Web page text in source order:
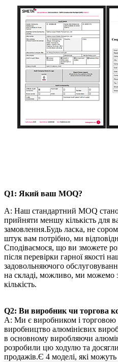
Q1: Який ваш MOQ?
A: Наш стандартний MOQ
прийняти меншу кількість для
замовлення.Будь ласка, не
штук вам потрібно, ми
Сподіваємося, що ви зможете
після перевірки гарної якості
задовольняючого
на складі, можливо, ми можемо
кількість.
Q2: Ви виробник чи торгова
A: Ми є виробником і
виробництво алюмінієвих
в основному виробляючи
розробили цю ходулю та
продажів.Є 4 моделі, які